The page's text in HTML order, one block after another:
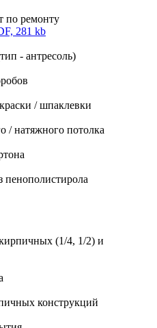
по ремонту
281 kb
- антресоль)
/ шпаклевки
/ натяжного потолка
(1/4, 1/2) и
конструкций